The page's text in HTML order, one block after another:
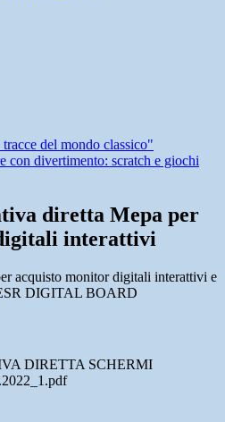
del mondo classico"
con divertimento: scratch e giochi
diretta Mepa per
interattivi
acquisto monitor digitali interattivi e
DIGITAL BOARD
DIRETTA SCHERMI